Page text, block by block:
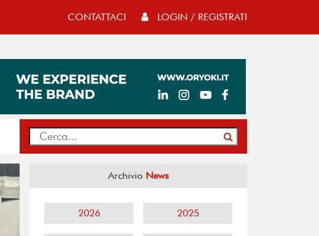
CONTATTACI LOGIN / REGISTRATI
Archivio News
2026 2025